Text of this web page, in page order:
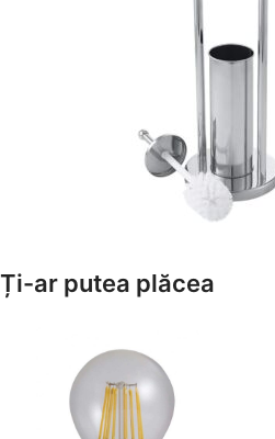
Suporți Hârtie Igenică
Ți-ar putea plăcea